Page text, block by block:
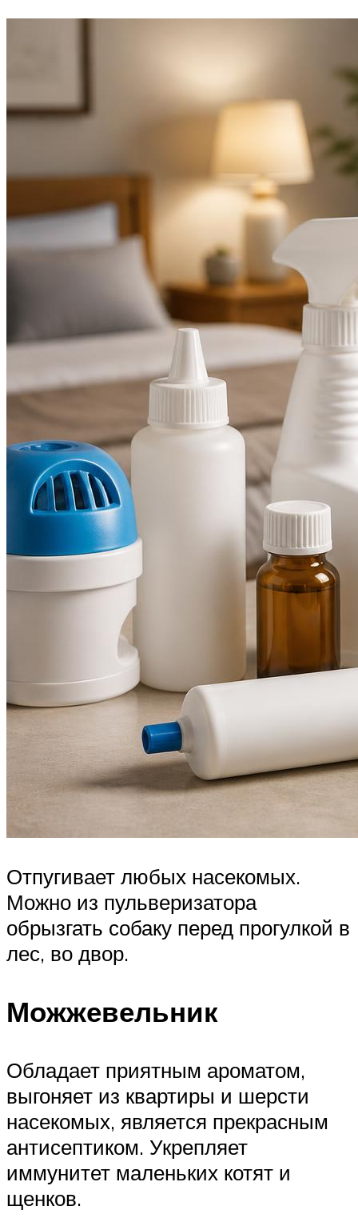
Отпугивает любых насекомых.
Можно из пульверизатора
обрызгать собаку перед прогулкой в
лес, во двор.
Можжевельник
Обладает приятным ароматом,
выгоняет из квартиры и шерсти
насекомых, является прекрасным
антисептиком. Укрепляет
иммунитет маленьких котят и
щенков.